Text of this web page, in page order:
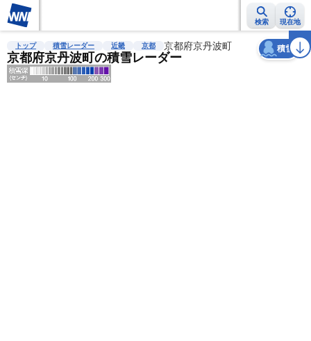
検索 現在地
雨雲レーダー 台風情報 地震情報 警報・注意報 2週間天気 ラ
トップ 積雪レーダー 近畿 京都 京都府京丹波町
京都府京丹波町の積雪レーダー
積雪
天気 台風